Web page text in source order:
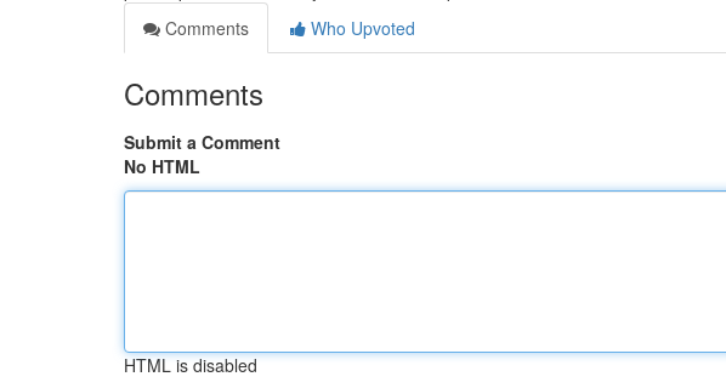
Comments
Who Upvoted
Comments
Submit a Comment
No HTML
HTML is disabled